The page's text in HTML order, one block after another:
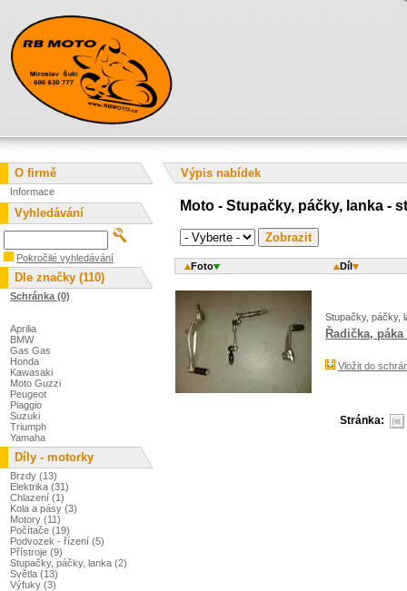
Výpis nabídek
Moto - Stupačky, páčky, lanka -
Foto Díl
Stupačky, páčky,
Řadička,
Vložit do
Stránka:
O firmě
Informace
Vyhledávání
Pokročilé vyhledávání
Dle značky (110)
Schránka (0)
Aprilia
BMW
Gas Gas
Honda
Kawasaki
Moto Guzzi
Peugeot
Piaggio
Suzuki
Triumph
Yamaha
Díly - motorky
Brzdy (13)
Elektrika (31)
Chlazení (1)
Kola a pásy (3)
Motory (11)
Počítače (19)
Podvozek - řízení (5)
Přístroje (9)
Stupačky, páčky, lanka (2)
Světla (13)
Výfuky (3)